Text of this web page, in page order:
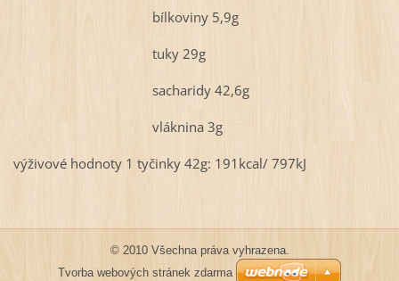
bílkoviny 5,9g
tuky 29g
sacharidy 42,6g
vláknina 3g
výživové hodnoty 1 tyčinky 42g: 191kcal/ 797kJ
© 2010 Všechna práva vyhrazena.
Tvorba webových stránek zdarma